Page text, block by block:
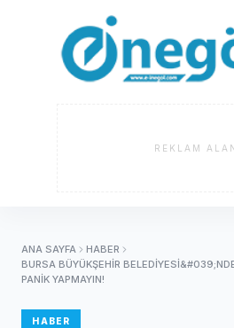
REKLAM
ANA SAYFA
HABER
BURSA BÜYÜKŞEHIR
PANIK YAPMAYIN!
HABER